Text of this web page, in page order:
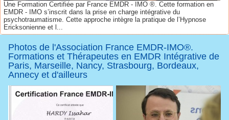
Une Formation Certifiée par France EMDR - IMO ®. Cette formation en
EMDR - IMO s’inscrit dans la prise en charge intégrative du
psychotraumatisme. Cette approche intègre la pratique de l’Hypnose
Ericksonienne et l...
Photos de l'Association France EMDR-IMO®.
Formations et Thérapeutes en EMDR Intégrative de
Paris, Marseille, Nancy, Strasbourg, Bordeaux,
Annecy et d'ailleurs